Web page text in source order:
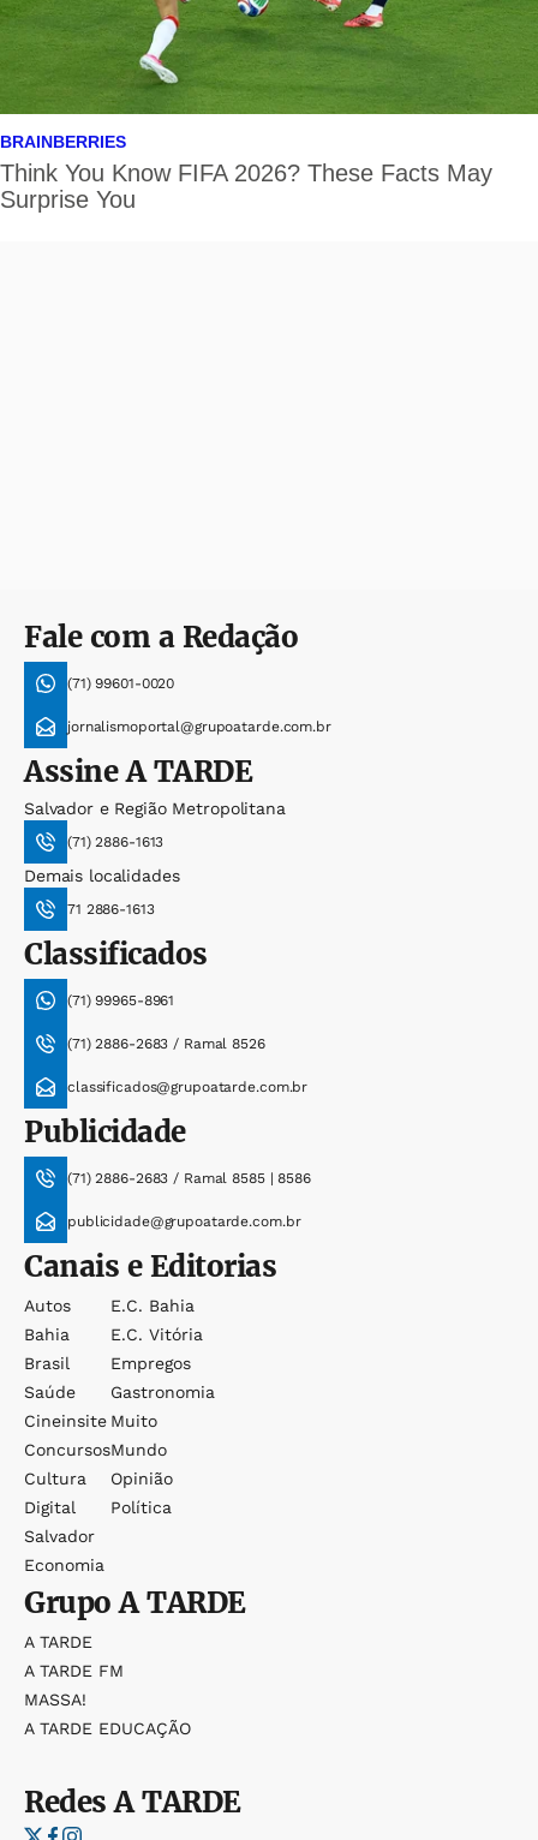
Fale com a Redação
(71) 99601-0020
jornalismoportal@grupoatarde.com.br
AssineA TARDE
Salvador e Região Metropolitana
(71) 2886-1613
Demais localidades
71 2886-1613
Classificados
(71) 99965-8961
(71) 2886-2683 / Ramal 8526
classificados@grupoatarde.com.br
Publicidade
(71) 2886-2683 / Ramal 8585 | 8586
publicidade@grupoatarde.com.br
Canais e Editorias
Autos
Bahia
Brasil
Saúde
Cineinsite
Concursos
Cultura
Digital
Salvador
Economia
E.c. Bahia
E.c. Vitória
Empregos
Gastronomia
Muito
Mundo
Opinião
Política
GrupoA TARDE
A TARDE
A TARDE FM
MASSA!
A TARDE EDUCAÇÃO
RedesA TARDE